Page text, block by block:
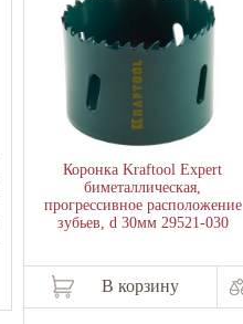
Коронка Kraftool Expert
биметаллическая,
прогрессивное расположение
зубьев, d 30мм 29521-030
В корзину